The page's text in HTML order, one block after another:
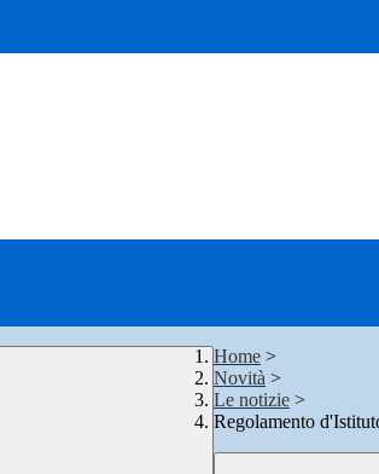
Home >
Novità >
Le notizie >
Regolamento